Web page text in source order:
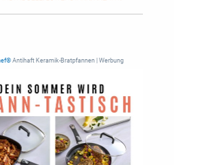
Antihaft Keramik-Bratpfannen | Werbung